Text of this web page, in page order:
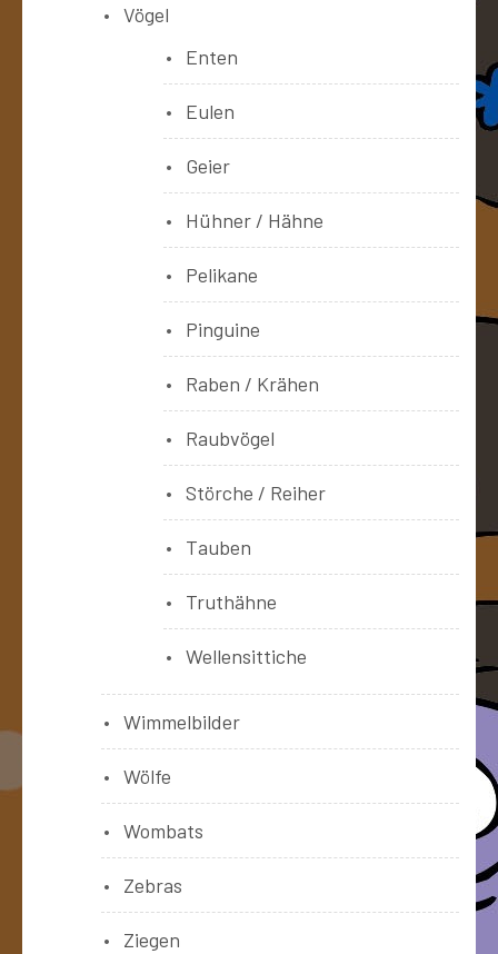
Vögel
Enten
Eulen
Geier
Hühner / Hähne
Pelikane
Pinguine
Raben / Krähen
Raubvögel
Störche / Reiher
Tauben
Truthähne
Wellensittiche
Wimmelbilder
Wölfe
Wombats
Zebras
Ziegen